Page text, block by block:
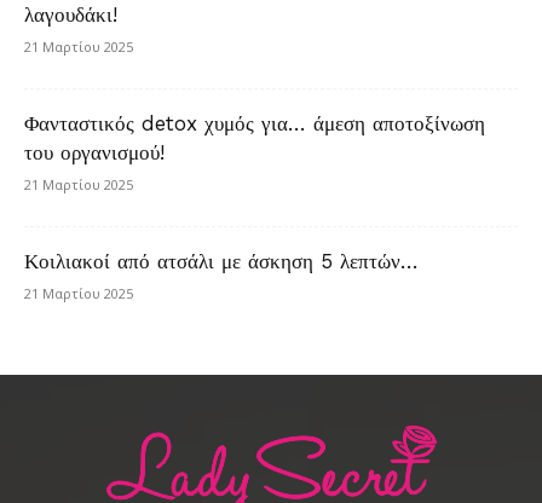
λαγουδάκι!
21 Μαρτίου 2025
Φανταστικός detox χυμός για… άμεση αποτοξίνωση
του οργανισμού!
21 Μαρτίου 2025
Κοιλιακοί από ατσάλι με άσκηση 5 λεπτών…
21 Μαρτίου 2025